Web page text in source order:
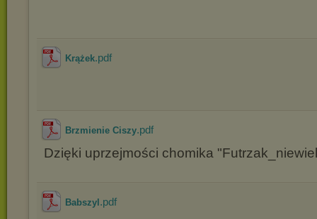
Krążek.pdf
Brzmienie Ciszy.pdf
Dzięki uprzejmości chomika
Babszyl .pdf